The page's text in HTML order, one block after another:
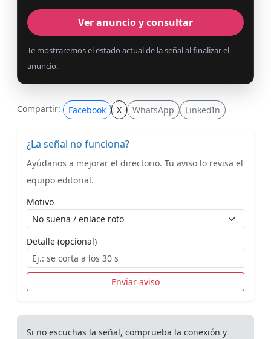
Ver anuncio y consultar
Te mostraremos el estado actual de la señal al finalizar el
anuncio.
Compartir: Facebook X WhatsApp LinkedIn
¿La señal no funciona?
Ayúdanos a mejorar el directorio. Tu aviso lo revisa el
equipo editorial.
Motivo
Detalle (opcional)
Enviar aviso
Si no escuchas la señal, comprueba la conexión y